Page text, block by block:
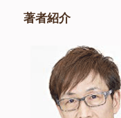
著者紹介